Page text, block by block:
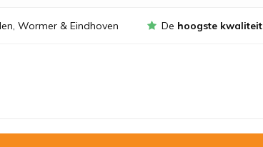
Wormer & Eindhoven De hoogste kwaliteit